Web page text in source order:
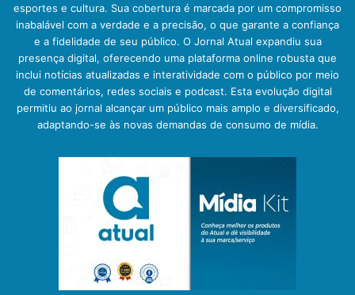
esportes e cultura. Sua cobertura é marcada por um compromisso
inabalável com a verdade e a precisão, o que garante a confiança
e a fidelidade de seu público. O Jornal Atual expandiu sua
presença digital, oferecendo uma plataforma online robusta que
inclui notícias atualizadas e interatividade com o público por meio
de comentários, redes sociais e podcast. Esta evolução digital
permitiu ao jornal alcançar um público mais amplo e diversificado,
adaptando-se às novas demandas de consumo de mídia.